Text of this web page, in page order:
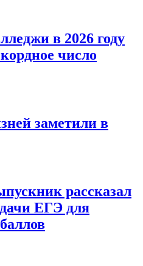
в 2026 году
число
заметили в
рассказал
ЕГЭ для